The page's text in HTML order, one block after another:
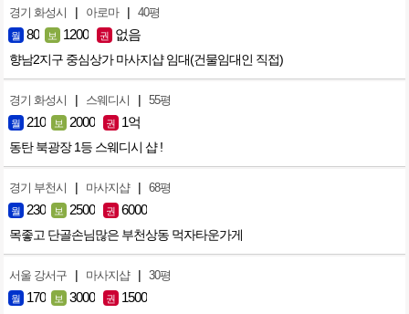
경기 화성시 | 아로마 | 40평
월 80 보 1200 권 없음
향남2지구 중심상가 마사지샵 임대(건물임대인 직접)
경기 화성시 | 스웨디시 | 55평
월 210 보 2000 권 1억
동탄 북광장 1등 스웨디시 샵 !
경기 부천시 | 마사지샵 | 68평
월 230 보 2500 권 6000
목좋고 단골손님많은 부천상동 먹자타운가게
서울 강서구 | 마사지샵 | 30평
월 170 보 3000 권 1500